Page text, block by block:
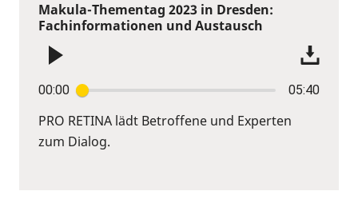
Makula-Thementag 2023 in Dresden:
Fachinformationen und Austausch
00:00 05:40
PRO RETINA lädt Betroffene und Experten
zum Dialog.